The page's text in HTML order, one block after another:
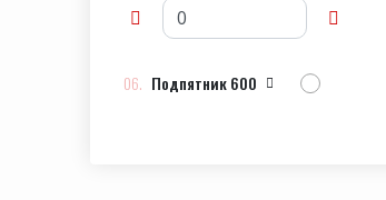
Подпятник 600